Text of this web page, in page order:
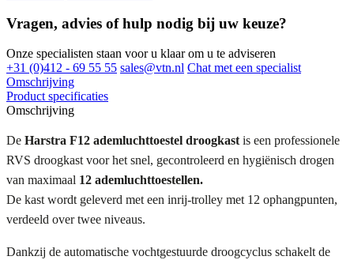
Vragen, advies of hulp nodig bij uw keuze?
Onze specialisten staan voor u klaar om u te adviseren
+31 (0)412 - 69 55 55 sales@vtn.nl Chat met een specialist
Omschrijving
Product specificaties
Omschrijving
De Harstra F12 ademluchttoestel droogkast is een professionele
RVS droogkast voor het snel, gecontroleerd en hygiënisch drogen
van maximaal 12 ademluchttoestellen.
De kast wordt geleverd met een inrij-trolley met 12 ophangpunten,
verdeeld over twee niveaus.
Dankzij de automatische vochtgestuurde droogcyclus schakelt de